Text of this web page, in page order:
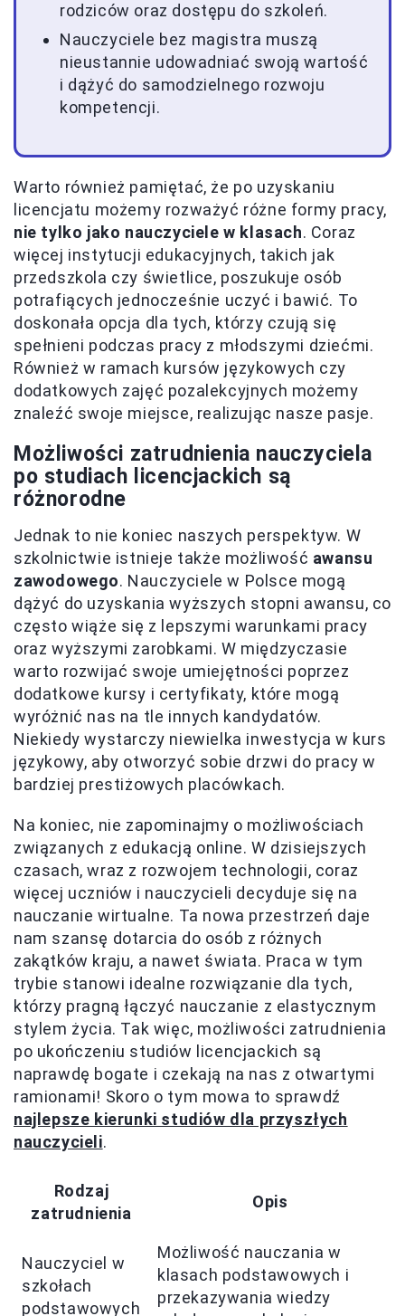
rodziców oraz dostępu do szkoleń.
Nauczyciele bez magistra muszą
nieustannie udowadniać swoją wartość
i dążyć do samodzielnego rozwoju
kompetencji.
Warto również pamiętać, że po uzyskaniu
licencjatu możemy rozważyć różne formy pracy,
nie tylko jako nauczyciele w klasach. Coraz
więcej instytucji edukacyjnych, takich jak
przedszkola czy świetlice, poszukuje osób
potrafiących jednocześnie uczyć i bawić. To
doskonała opcja dla tych, którzy czują się
spełnieni podczas pracy z młodszymi dziećmi.
Również w ramach kursów językowych czy
dodatkowych zajęć pozalekcyjnych możemy
znaleźć swoje miejsce, realizując nasze pasje.
Możliwości zatrudnienia nauczyciela
po studiach licencjackich są
różnorodne
Jednak to nie koniec naszych perspektyw. W
szkolnictwie istnieje także możliwość awansu
zawodowego. Nauczyciele w Polsce mogą
dążyć do uzyskania wyższych stopni awansu, co
często wiąże się z lepszymi warunkami pracy
oraz wyższymi zarobkami. W międzyczasie
warto rozwijać swoje umiejętności poprzez
dodatkowe kursy i certyfikaty, które mogą
wyróżnić nas na tle innych kandydatów.
Niekiedy wystarczy niewielka inwestycja w kurs
językowy, aby otworzyć sobie drzwi do pracy w
bardziej prestiżowych placówkach.
Na koniec, nie zapominajmy o możliwościach
związanych z edukacją online. W dzisiejszych
czasach, wraz z rozwojem technologii, coraz
więcej uczniów i nauczycieli decyduje się na
nauczanie wirtualne. Ta nowa przestrzeń daje
nam szansę dotarcia do osób z różnych
zakątków kraju, a nawet świata. Praca w tym
trybie stanowi idealne rozwiązanie dla tych,
którzy pragną łączyć nauczanie z elastycznym
stylem życia. Tak więc, możliwości zatrudnienia
po ukończeniu studiów licencjackich są
naprawdę bogate i czekają na nas z otwartymi
ramionami! Skoro o tym mowa to sprawdź
najlepsze kierunki studiów dla przyszłych
nauczycieli.
Rodzaj
zatrudnienia
Opis
Nauczyciel w
szkołach
podstawowych
Możliwość nauczania w
klasach podstawowych i
przekazywania wiedzy